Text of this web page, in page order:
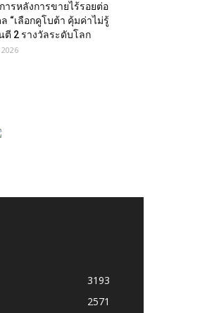
ารหลังการขายไร้รอยต่อ
ล “เลือกคูโบต้า คุ้มค่าไม่รู้
ตี 2 รางวัลระดับโลก
3193
2571